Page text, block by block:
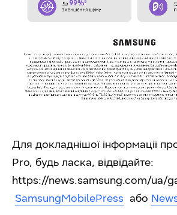
Для докладнішої інформації
Pro, будь ласка, відвідайте:
https://news.samsung.com/ua/
SamsungMobilePress або